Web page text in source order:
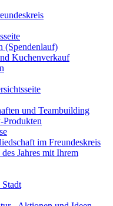
(Spendenlauf)
Kuchenverkauf
und Teambuilding
im Freundeskreis
Jahres mit Ihrem